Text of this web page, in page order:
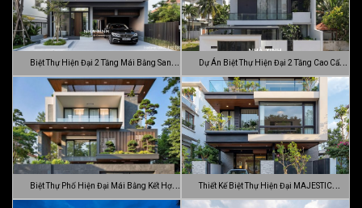
Biệt Thự Hiện Đại 2 Tầng Mái Bằng Sang Dự Án Biệt Thự Hiện Đại 2 Tầng Cao Cấp
Đ…
Biệt Thự Phố Hiện Đại Mái Bằng Kết Hợp Thiết Kế Biệt Thự Hiện Đại MAJESTIC